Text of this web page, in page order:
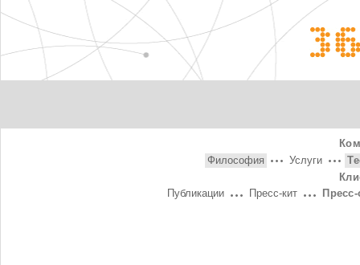
Услуги
Философия
Пресс-кит
Публикации